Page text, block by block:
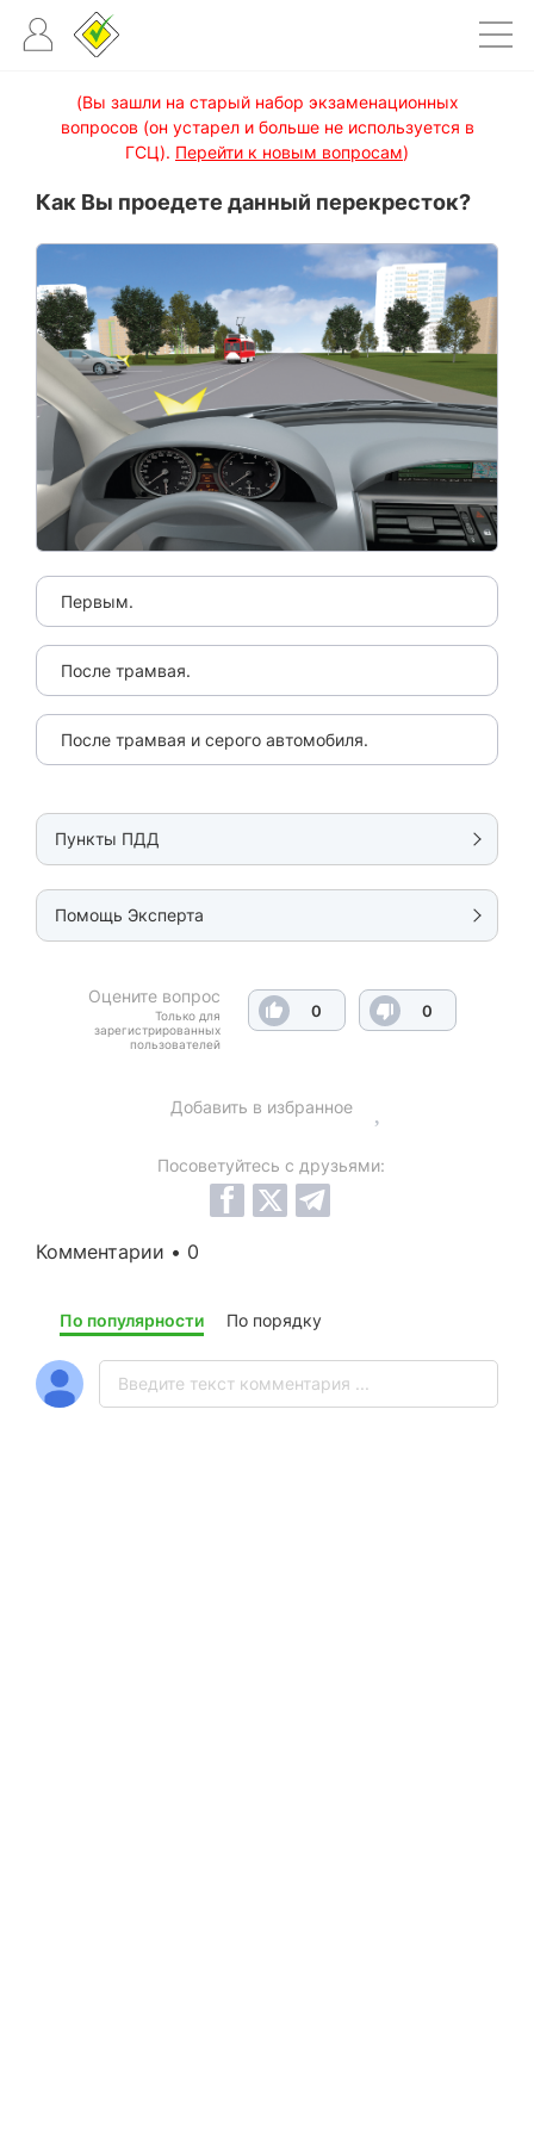
(Вы зашли на старый набор экзаменационных
вопросов (он устарел и больше не используется в
ГСЦ). Перейти к новым вопросам)
Как Вы проедете данный перекресток?
Первым.
После трамвая.
После трамвая и серого автомобиля.
Пункты ПДД
Помощь Эксперта
Оцените вопрос
Только для
зарегистрированных
пользователей
0 0
Добавить в избранное
Посоветуйтесь с друзьями:
Комментарии • 0
По популярности По порядку